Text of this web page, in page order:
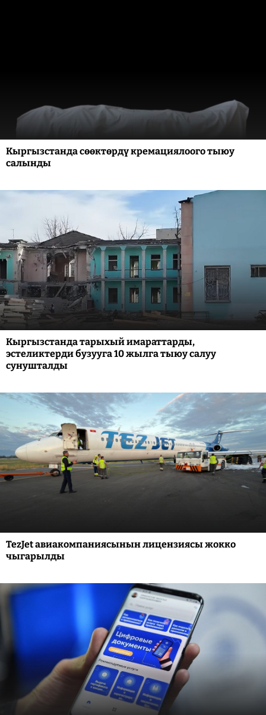
Кыргызстанда сөөктөрдү кремациялоого тыюу
салынды
Кыргызстанда тарыхый имараттарды,
эстеликтерди бузууга 10 жылга тыюу салуу
сунушталды
TezJet авиакомпаниясынын лицензиясы жокко
чыгарылды